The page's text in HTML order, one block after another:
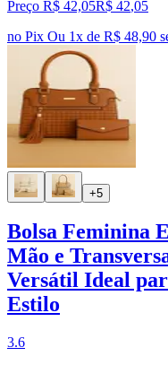
Preço R$ 42,05R$ 42,05
no Pix Ou 1x de R$ 48,90
+5
Bolsa Feminina
Mão e
Versátil Ideal
Estilo
3.6